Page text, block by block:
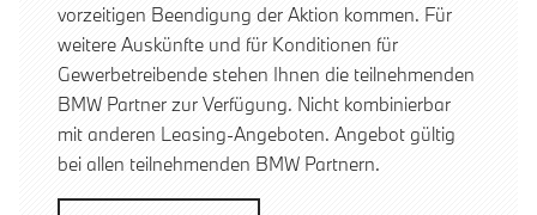
vorzeitigen Beendigung der Aktion kommen. Für
weitere Auskünfte und für Konditionen für
Gewerbetreibende stehen Ihnen die teilnehmenden
BMW Partner zur Verfügung. Nicht kombinierbar
mit anderen Leasing-Angeboten. Angebot gültig
bei allen teilnehmenden BMW Partnern.